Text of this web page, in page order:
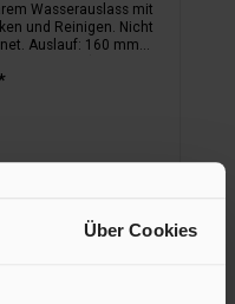
Über Cookies
Wasserauslass mit
und Reinigen. Nicht
Auslauf: 160 mm